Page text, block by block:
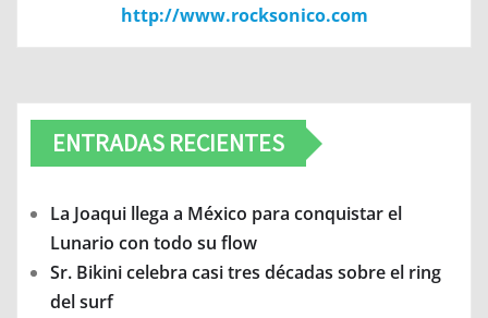
http://www.rocksonico.com
ENTRADAS RECIENTES
La Joaqui llega a México para conquistar el
Lunario con todo su flow
Sr. Bikini celebra casi tres décadas sobre el ring
del surf